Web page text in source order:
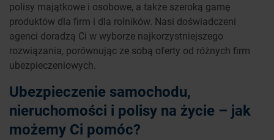
polisy majątkowe i osobowe, a także szeroką gamę
produktów dla firm i dla rolników. Nasi doświadczeni
agenci doradzą Ci w wyborze najkorzystniejszego
rozwiązania, porównując ze sobą oferty od różnych firm
ubezpieczeniowych.
Ubezpieczenie samochodu,
nieruchomości i polisy na życie – jak
możemy Ci pomóc?